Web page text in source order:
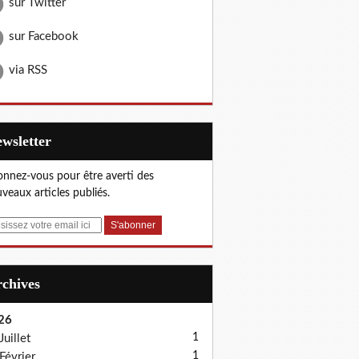
sur Twitter
sur Facebook
via RSS
vous pour être averti des
articles publiés.
Juillet
1
1